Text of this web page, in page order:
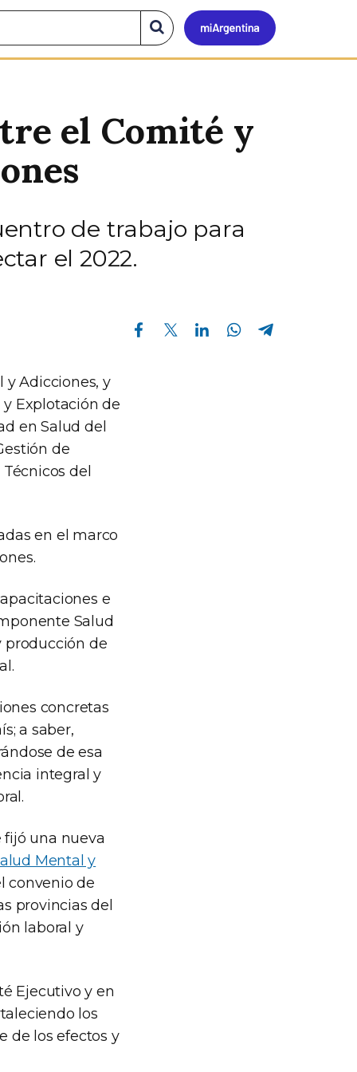
Mi
Buscar
en
el
el Comité y
de trabajo para
el 2022.
Compartir en Facebook Compartir en Twitter Compartir en Linkedin Compartir en Whatsapp
y Adicciones, y
Explotación de
en Salud del
de
del
en el marco
e
Salud
producción de
concretas
a saber,
de esa
integral y
fijó una nueva
Mental y
convenio de
provincias del
laboral y
Ejecutivo y en
los
de los efectos y